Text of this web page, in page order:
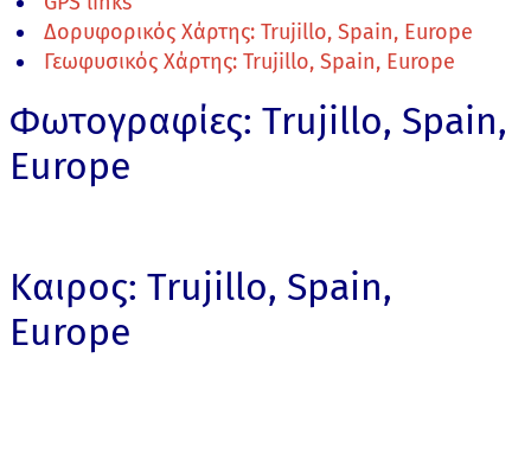
Δορυφορικός Χάρτης: Trujillo, Spain, Europe
Γεωφυσικός Χάρτης: Trujillo, Spain, Europe
Φωτογραφίες: Trujillo, Spain,
Europe
Καιρος: Trujillo, Spain,
Europe